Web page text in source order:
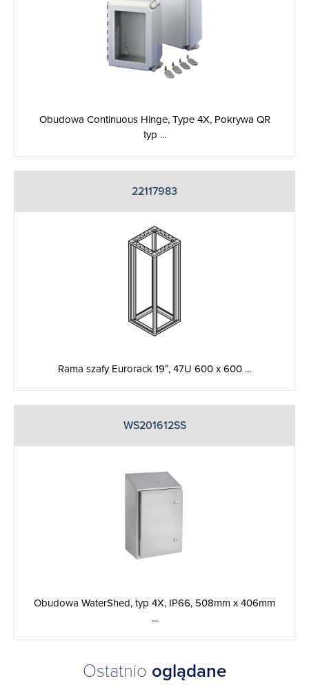
Obudowa Continuous Hinge, Type 4X, Pokrywa QR
typ ...
22117983
Rama szafy Eurorack 19″, 47U 600 x 600 ...
WS201612SS
Obudowa WaterShed, typ 4X, IP66, 508mm x 406mm
...
Ostatnio oglądane